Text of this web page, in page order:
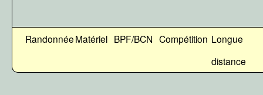
RandonnéeMatériel BPF/BCN Compétition Longue
distance